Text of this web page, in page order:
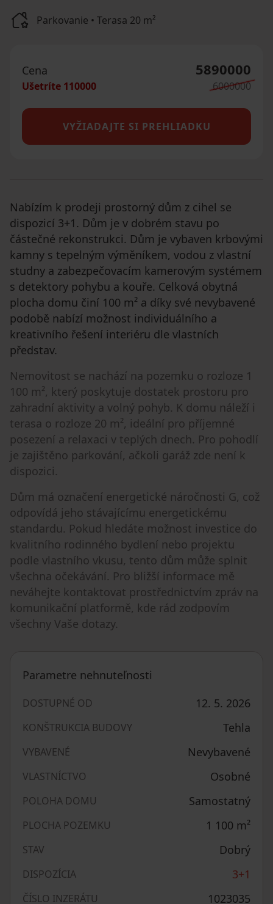
Parkovanie • Terasa 20 m²
Cena 5890000
Ušetríte 110000 6000000
VYŽIADAJTE SI PREHLIADKU
Nabízím k prodeji prostorný dům z cihel se
dispozicí 3+1. Dům je v dobrém stavu po
částečné rekonstrukci. Dům je vybaven krbovými
kamny s tepelným výměníkem, vodou z vlastní
studny a zabezpečovacím kamerovým systémem
s detektory pohybu a kouře. Celková obytná
plocha domu činí 100 m² a díky své nevybavené
podobě nabízí možnost individuálního a
kreativního řešení interiéru dle vlastních
představ.
Nemovitost se nachází na pozemku o rozloze 1
100 m², který poskytuje dostatek prostoru pro
zahradní aktivity a volný pohyb. K domu náleží i
terasa o rozloze 20 m², ideální pro příjemné
posezení a relaxaci v teplých dnech. Pro pohodlí
je zajištěno parkování, ačkoli garáž zde není k
dispozici.
Dům má označení energetické náročnosti G, což
odpovídá jeho stávajícímu energetickému
standardu. Pokud hledáte možnost investice do
kvalitního rodinného bydlení nebo projektu
podle vlastního vkusu, tento dům může splnit
všechna očekávání. Pro bližší informace mě
neváhejte kontaktovat prostřednictvím zpráv na
komunikační platformě, kde rád zodpovím
všechny Vaše dotazy.
Parametre nehnuteľnosti
DOSTUPNÉ OD 12. 5. 2026
KONŠTRUKCIA BUDOVY Tehla
VYBAVENÉ Nevybavené
VLASTNÍCTVO Osobné
POLOHA DOMU Samostatný
PLOCHA POZEMKU 1 100 m²
STAV Dobrý
DISPOZÍCIA 3+1
ČÍSLO INZERÁTU 1023035